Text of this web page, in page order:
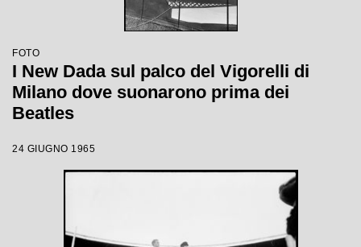
FOTO
I New Dada sul palco del Vigorelli di
Milano dove suonarono prima dei
Beatles
24 GIUGNO 1965